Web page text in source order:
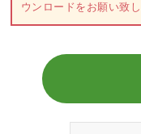
ウンロードをお願い致し